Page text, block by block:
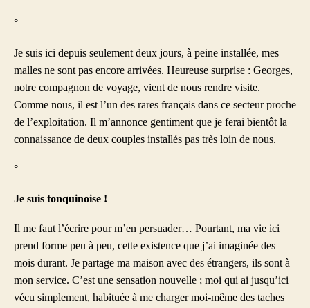
°
Je suis ici depuis seulement deux jours, à peine installée, mes
malles ne sont pas encore arrivées. Heureuse surprise : Georges,
notre compagnon de voyage, vient de nous rendre visite.
Comme nous, il est l’un des rares français dans ce secteur proche
de l’exploitation. Il m’annonce gentiment que je ferai bientôt la
connaissance de deux couples installés pas très loin de nous.
°
Je suis tonquinoise !
Il me faut l’écrire pour m’en persuader… Pourtant, ma vie ici
prend forme peu à peu, cette existence que j’ai imaginée des
mois durant. Je partage ma maison avec des étrangers, ils sont à
mon service. C’est une sensation nouvelle ; moi qui ai jusqu’ici
vécu simplement, habituée à me charger moi-même des taches